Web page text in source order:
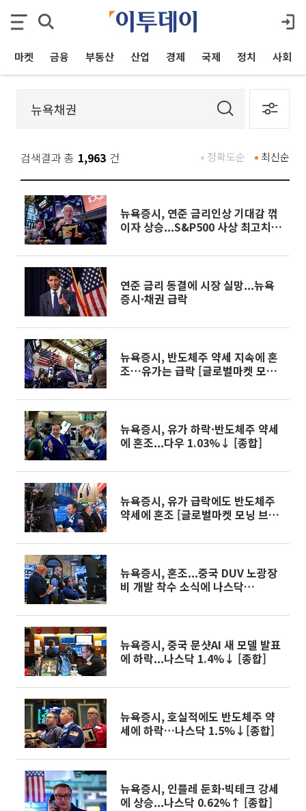
마켓 금융 부동산 산업 경제 국제 정치 사회
검색결과 총 1,963 건 최신순
정확도순
뉴욕증시, 연준 금리인상 기대감 꺾
이자 상승...S&P500 사상 최고치
연준 금리 동결에 시장 실망...뉴욕
증시·채권 급락
뉴욕증시, 반도체주 약세 지속에 혼
조…유가는 급락 [글로벌마켓 모닝
뉴욕증시, 유가 하락·반도체주 약세
에 혼조...다우 1.03%↓ [종합]
뉴욕증시, 유가 급락에도 반도체주
약세에 혼조 [글로벌마켓 모닝 브리
뉴욕증시, 혼조...중국 DUV 노광장
비 개발 착수 소식에 나스닥
뉴욕증시, 중국 문샷AI 새 모델 발표
에 하락...나스닥 1.4%↓ [종합]
뉴욕증시, 호실적에도 반도체주 약
세에 하락…나스닥 1.5%↓[종합]
뉴욕증시, 인플레 둔화·빅테크 강세
에 상승...나스닥 0.62%↑ [종합]